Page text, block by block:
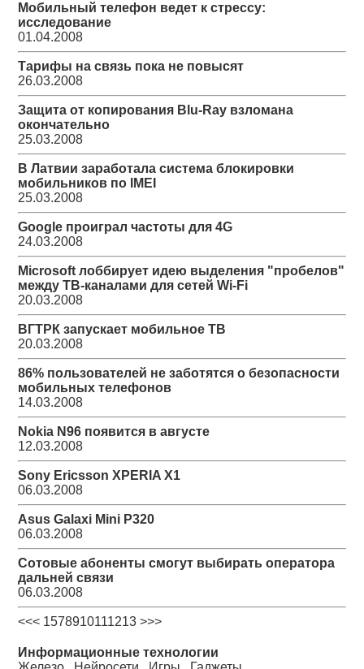
Мобильный телефон ведет к стрессу:
исследование
01.04.2008
Тарифы на связь пока не повысят
26.03.2008
Защита от копирования Blu-Ray взломана
окончательно
25.03.2008
В Латвии заработала система блокировки
мобильников по IMEI
25.03.2008
Google проиграл частоты для 4G
24.03.2008
Microsoft лоббирует идею выделения "пробелов"
между ТВ-каналами для сетей Wi-Fi
20.03.2008
ВГТРК запускает мобильное ТВ
20.03.2008
86% пользователей не заботятся о безопасности
мобильных телефонов
14.03.2008
Nokia N96 появится в августе
12.03.2008
Sony Ericsson XPERIA X1
06.03.2008
Asus Galaxi Mini P320
06.03.2008
Cотовые абоненты смогут выбирать оператора
дальней связи
06.03.2008
<<< 1578910111213 >>>
Информационные технологии